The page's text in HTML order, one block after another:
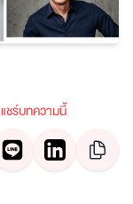
แชร์บทความนี้